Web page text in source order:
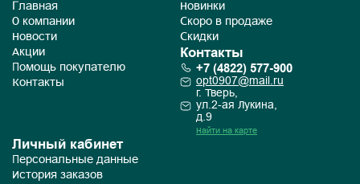
Главная
О компании
Новости
Акции
Помощь покупателю
Контакты
Новинки
Скоро в продаже
Скидки
Контакты
+7 (4822) 577-900
opt0907@mail.ru
г. Тверь,
ул.2-ая Лукина,
д.9
Найти на карте
Личный кабинет
Персональные данные
История заказов